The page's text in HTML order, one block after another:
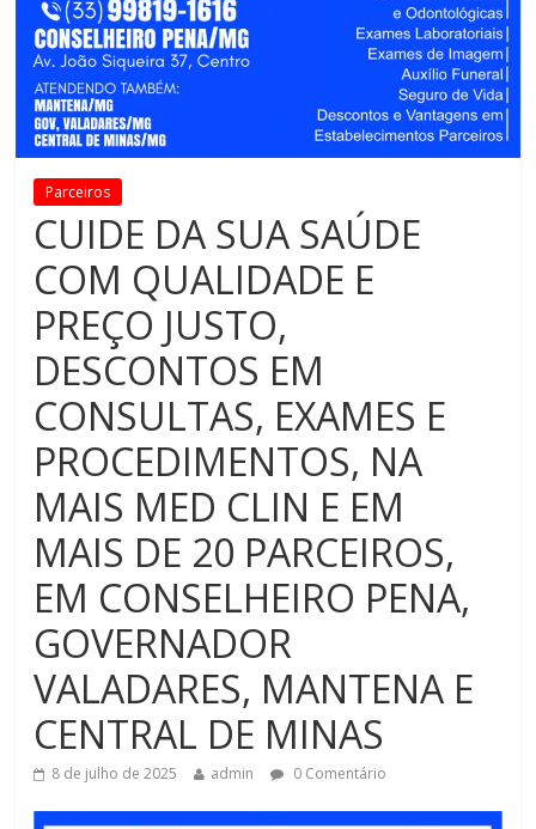
Parceiros
CUIDE DA SUA SAÚDE
COM QUALIDADE E
PREÇO JUSTO,
DESCONTOS EM
CONSULTAS, EXAMES E
PROCEDIMENTOS, NA
MAIS MED CLIN E EM
MAIS DE 20 PARCEIROS,
EM CONSELHEIRO PENA,
GOVERNADOR
VALADARES, MANTENA E
CENTRAL DE MINAS
8 de julho de 2025 admin 0 Comentário